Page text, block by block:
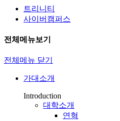
트리니티
사이버캠퍼스
전체메뉴보기
전체메뉴 닫기
가대소개
Introduction
대학소개
연혁